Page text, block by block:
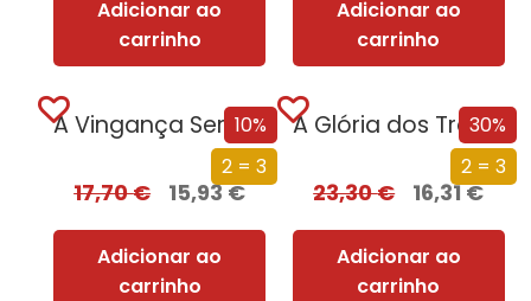
Adicionar ao
carrinho
Adicionar ao
carrinho
10%
2 = 3
A Vingança Serve-se Fria – Parte Um
17,70€ 15,93€
Adicionar ao
carrinho
30%
2 = 3
A Glória dos Traidores (Edição especial limitada)
23,30€ 16,31€
Adicionar ao
carrinho